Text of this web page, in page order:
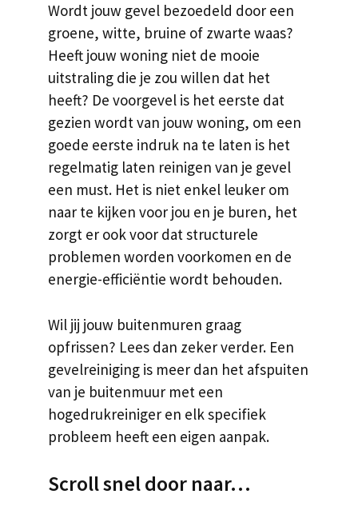
Wordt jouw gevel bezoedeld door een
groene, witte, bruine of zwarte waas?
Heeft jouw woning niet de mooie
uitstraling die je zou willen dat het
heeft? De voorgevel is het eerste dat
gezien wordt van jouw woning, om een
goede eerste indruk na te laten is het
regelmatig laten reinigen van je gevel
een must. Het is niet enkel leuker om
naar te kijken voor jou en je buren, het
zorgt er ook voor dat structurele
problemen worden voorkomen en de
energie-efficiëntie wordt behouden.
Wil jij jouw buitenmuren graag
opfrissen? Lees dan zeker verder. Een
gevelreiniging is meer dan het afspuiten
van je buitenmuur met een
hogedrukreiniger en elk specifiek
probleem heeft een eigen aanpak.
Scroll snel door naar…